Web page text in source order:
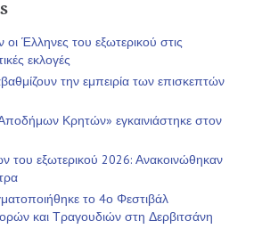
Έλληνες του εξωτερικού στις
εκλογές
την εμπειρία των επισκεπτών
Κρητών» εγκαινιάστηκε στον
του εξωτερικού 2026: Ανακοινώθηκαν
το 4ο Φεστιβάλ
και Τραγουδιών στη Δερβιτσάνη